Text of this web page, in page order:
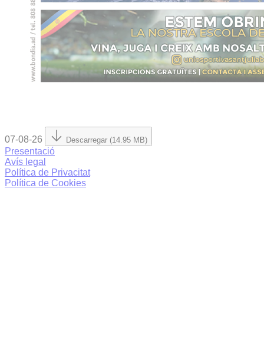
07-08-26 Descarregar (14.95 MB)
Presentació
Avís legal
Política de Privacitat
Política de Cookies